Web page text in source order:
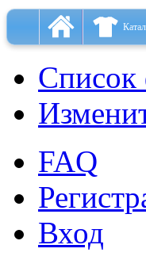
Список
FAQ
Вход